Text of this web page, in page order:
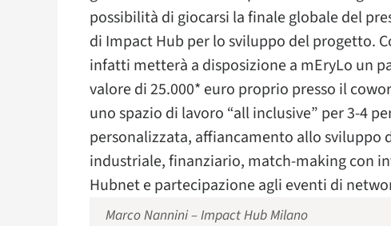
possibilità di giocarsi la finale globale del
di Impact Hub per lo sviluppo del progetto.
infatti metterà a disposizione a mEryLo un
valore di 25.000* euro proprio presso il
uno spazio di lavoro “all inclusive” per 3-4
personalizzata, affiancamento allo
industriale, finanziario, match-making con
Hubnet e partecipazione agli eventi di
Marco Nannini – Impact Hub Milano